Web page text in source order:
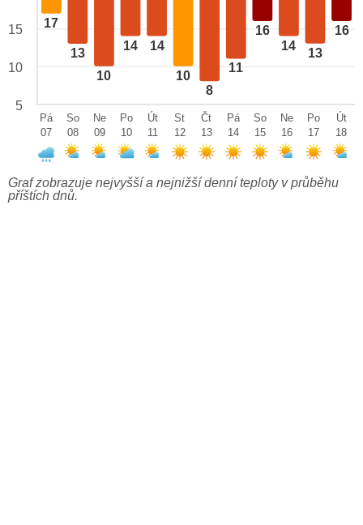
17
13
10
14 14
10
8
11
16
14
13
16
15
10
5
Pá
07
So
08
Ne
09
Po
10
Út
11
St
12
Čt
13
Pá
14
So
15
Ne
16
Po
17
Út
18
Graf zobrazuje nejvyšší a nejnižší denní teploty v průběhu
příštích dnů.